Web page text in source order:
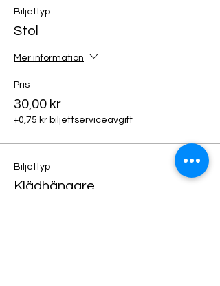
Biljettyp
Stol
Mer information
Pris
30,00 kr
+0,75 kr biljettserviceavgift
Biljettyp
Klädhängare